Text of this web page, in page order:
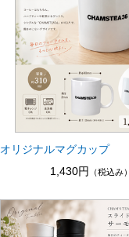
オリジナルマグカップ
1,430円
（税込み）